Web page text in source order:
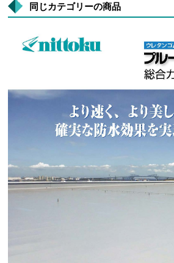
同じカテゴリーの商品